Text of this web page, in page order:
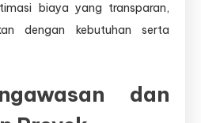
biaya yang transparan,
dengan kebutuhan serta
dan